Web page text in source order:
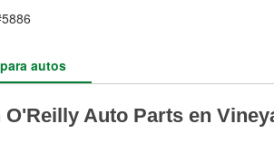
autos
Auto Parts en